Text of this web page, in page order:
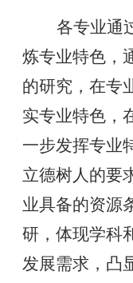
各专业通
炼专业特色，
的研究，在专
实专业特色，
一步发挥专业
立德树人的要
业具备的资源
研，体现学科
发展需求，凸